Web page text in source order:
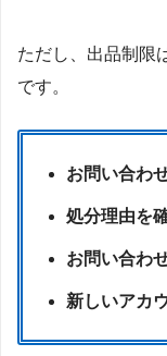
ただし、出品制限
です。
お問い合わ
処分理由を
お問い合わ
新しいアカ